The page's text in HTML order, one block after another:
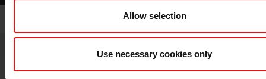
Allow selection
Use necessary cookies only